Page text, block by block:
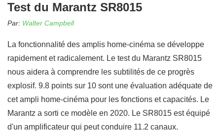
Test du Marantz SR8015
Par: Walter Campbell
La fonctionnalité des amplis home-cinéma se développe
rapidement et radicalement. Le test du Marantz SR8015
nous aidera à comprendre les subtilités de ce progrès
explosif. 9.8 points sur 10 sont une évaluation adéquate de
cet ampli home-cinéma pour les fonctions et capacités. Le
Marantz a sorti ce modèle en 2020. Le SR8015 est équipé
d'un amplificateur qui peut conduire 11.2 canaux.